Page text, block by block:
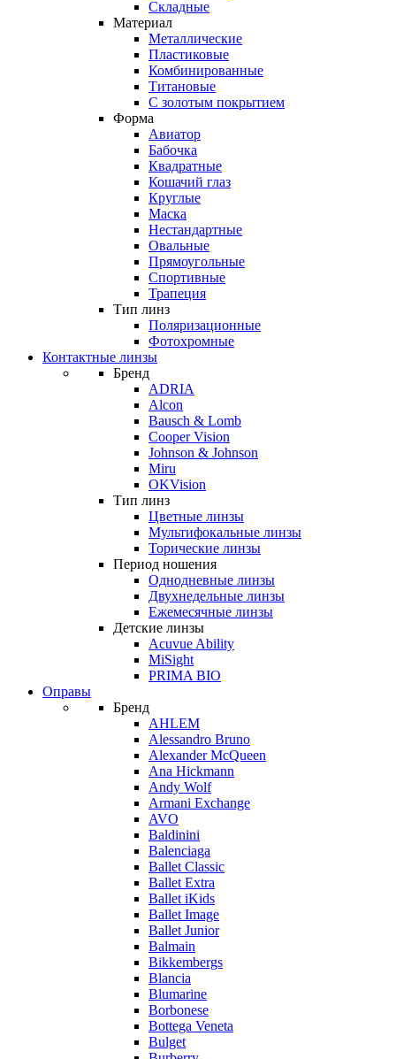
Складные
Материал
Металлические
Пластиковые
Комбинированные
Титановые
С золотым покрытием
Форма
Авиатор
Бабочка
Квадратные
Кошачий глаз
Круглые
Маска
Нестандартные
Овальные
Прямоугольные
Спортивные
Трапеция
Тип линз
Поляризационные
Фотохромные
Контактные линзы
Бренд
ADRIA
Alcon
Bausch & Lomb
Cooper Vision
Johnson & Johnson
Miru
OKVision
Тип линз
Цветные линзы
Мультифокальные линзы
Торические линзы
Период ношения
Однодневные линзы
Двухнедельные линзы
Ежемесячные линзы
Детские линзы
Acuvue Ability
MiSight
PRIMA BIO
Оправы
Бренд
AHLEM
Alessandro Bruno
Alexander McQueen
Ana Hickmann
Andy Wolf
Armani Exchange
AVO
Baldinini
Balenciaga
Ballet Classic
Ballet Extra
Ballet iKids
Ballet Image
Ballet Junior
Balmain
Bikkembergs
Blancia
Blumarine
Borbonese
Bottega Veneta
Bulget